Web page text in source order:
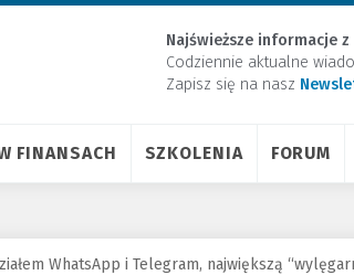
Najświeższe informacje
Codziennie aktualne
Zapisz się na nasz
FINANSACH SZKOLENIA FORUM
WhatsApp i Telegram, największą